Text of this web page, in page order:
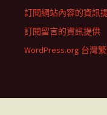
訂閱網站內容的資訊
訂閱留言的資訊提供
WordPress.org 台灣